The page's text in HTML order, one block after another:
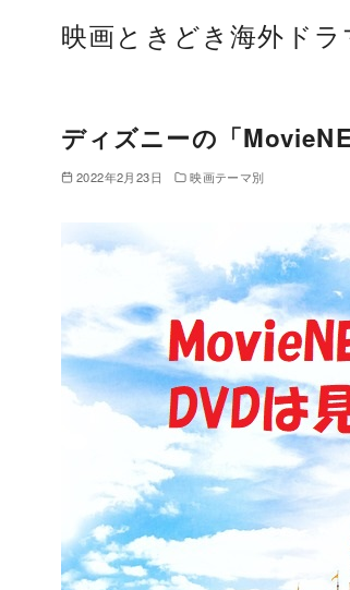
映画ときどき海外ドラ
ディズニーの「
2022年2月23日 映画テーマ別